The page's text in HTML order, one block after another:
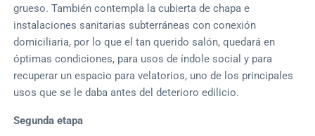
grueso. También contempla la cubierta de chapa e
instalaciones sanitarias subterráneas con conexión
domiciliaria, por lo que el tan querido salón, quedará en
óptimas condiciones, para usos de índole social y para
recuperar un espacio para velatorios, uno de los principales
usos que se le daba antes del deterioro edilicio.
Segunda etapa